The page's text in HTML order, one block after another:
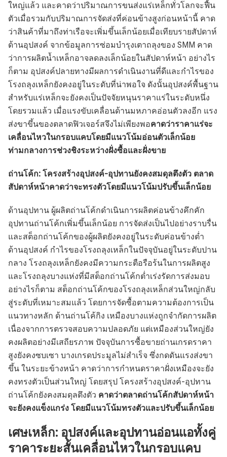
ใหญ่แล้ว และคาดว่าปริมาณการขนส่งแร่เหล็กทั่วโลกจะฟื้น
ตัวเมื่อรวมกับปริมาณการจัดส่งที่ค่อนข้างสูงก่อนหน้านี้ คาด
ว่าสินค้าที่มาถึงท่าเรือจะเพิ่มขึ้นเล็กน้อยเมื่อเทียบรายสัปดาห์
ด้านอุปสงค์ จากข้อมูลการซ่อมบำรุงเตาถลุงของ SMM คาด
ว่าการผลิตน้ำเหล็กอาจลดลงเล็กน้อยในสัปดาห์หน้า อย่างไร
ก็ตาม อุปสงค์ปลายทางมีผลการดำเนินงานที่ดีและกำไรของ
โรงถลุงเหล็กยังคงอยู่ในระดับที่น่าพอใจ ดังนั้นอุปสงค์พื้นฐาน
สำหรับแร่เหล็กจะยังคงเป็นปัจจัยหนุนราคาแร่ในระดับหนึ่ง
โดยรวมแล้ว เมื่อแรงขับเคลื่อนด้านมหภาคอ่อนตัวลงอีก แรง
ส่งขาขึ้นของตลาดฟิวเจอร์สจึงไม่เพียงพอคาดว่าราคาแร่จะ
เคลื่อนไหวในกรอบแคบโดยมีแนวโน้มอ่อนตัวเล็กน้อย
ท่ามกลางการช่วงชิงระหว่างฝั่งซื้อและฝั่งขาย
ถ่านโค้ก: โครงสร้างอุปสงค์-อุปทานยังคงสมดุลตึงตัว ตลาด
สัปดาห์หน้าคาดว่าจะทรงตัวโดยมีแนวโน้มปรับขึ้นเล็กน้อย
ด้านอุปทาน ผู้ผลิตถ่านโค้กดำเนินการผลิตค่อนข้างคึกคัก
อุปทานถ่านโค้กเพิ่มขึ้นเล็กน้อย การจัดส่งเป็นไปอย่างราบรื่น
และสต็อกถ่านโค้กของผู้ผลิตยังคงอยู่ในระดับค่อนข้างต่ำ
ด้านอุปสงค์ กำไรของโรงถลุงเหล็กในปัจจุบันอยู่ในระดับปาน
กลาง โรงถลุงเหล็กยังคงมีความกระตือรือร้นในการผลิตสูง
และโรงถลุงบางแห่งที่มีสต็อกถ่านโค้กต่ำเร่งรัดการส่งมอบ
อย่างไรก็ตาม สต็อกถ่านโค้กของโรงถลุงเหล็กส่วนใหญ่กลับ
สู่ระดับที่เหมาะสมแล้ว โดยการจัดซื้อตามความต้องการเป็น
แนวทางหลัก ด้านถ่านโค้กิง เหมืองบางแห่งถูกจำกัดการผลิต
เนื่องจากการตรวจสอบความปลอดภัย แต่เหมืองส่วนใหญ่ยัง
คงผลิตอย่างมีเสถียรภาพ ปัจจุบันการซื้อขายถ่านเกรดราคา
สูงยังคงซบเซา บางเกรดประมูลไม่สำเร็จ ซึ่งกดดันแรงส่งขา
ขึ้น ในระยะข้างหน้า คาดว่าการกำหนดราคาฝั่งเหมืองจะยัง
คงทรงตัวเป็นส่วนใหญ่ โดยสรุป โครงสร้างอุปสงค์-อุปทาน
ถ่านโค้กยังคงสมดุลตึงตัว คาดว่าตลาดถ่านโค้กสัปดาห์หน้า
จะยังคงแข็งแกร่ง โดยมีแนวโน้มทรงตัวและปรับขึ้นเล็กน้อย
เศษเหล็ก: อุปสงค์และอุปทานอ่อนแอทั้งคู่
ราคาระยะสั้นเคลื่อนไหวในกรอบแคบ